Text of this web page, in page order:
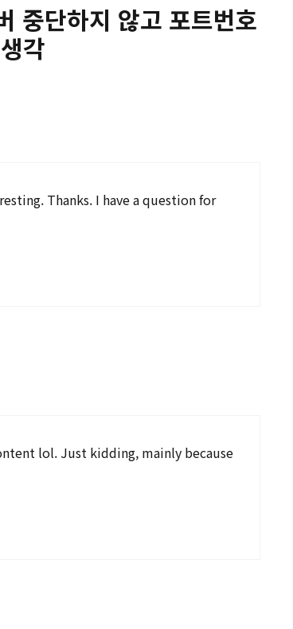
단하지 않고 포트번호
각
Thanks. I have a question for
lol. Just kidding, mainly because